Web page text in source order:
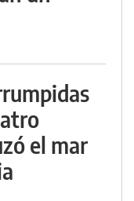
el mar